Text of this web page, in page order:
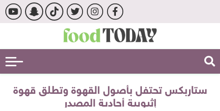
ستاربكس تحتفل بأصول القهوة وتطلق قهوة
إثيوبية أحادية المصدر